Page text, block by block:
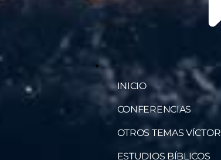
INICIO
CONFERENCIAS
OTROS TEMAS VÍCTOR
ESTUDIOS BÍBLICOS